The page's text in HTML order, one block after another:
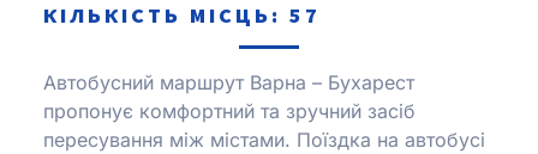
КІЛЬКІСТЬ МІСЦЬ: 57
Автобусний маршрут Варна – Бухарест
пропонує комфортний та зручний засіб
пересування між містами. Поїздка на автобусі